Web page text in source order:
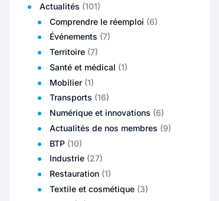
Actualités (101)
Comprendre le réemploi (6)
Événements (7)
Territoire (7)
Santé et médical (1)
Mobilier (1)
Transports (16)
Numérique et innovations (6)
Actualités de nos membres (9)
BTP (10)
Industrie (27)
Restauration (1)
Textile et cosmétique (3)